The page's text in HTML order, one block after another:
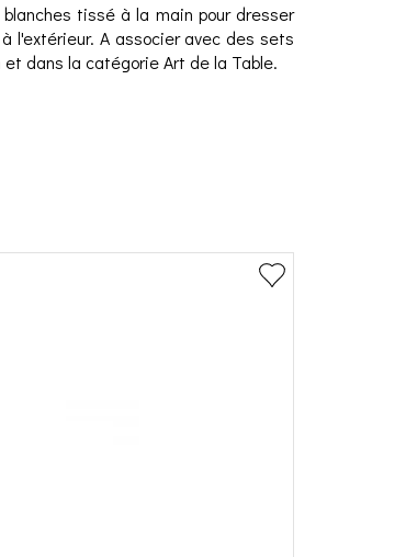
tissé à la main pour dresser
l'extérieur. A associer avec des sets
dans la catégorie Art de la Table.